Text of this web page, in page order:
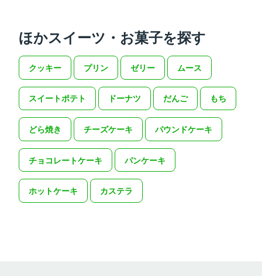
ほかスイーツ・お菓子を探す
クッキー プリン ゼリー ムース
スイートポテト ドーナツ だんご もち
どら焼き チーズケーキ パウンドケーキ
チョコレートケーキ パンケーキ
ホットケーキ カステラ